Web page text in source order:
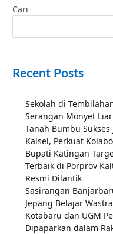
Cari
Recent Posts
Sekolah di
Serangan Monyet Liar
Tanah Bumbu Sukses
Kalsel, Perkuat
Bupati Katingan
Terbaik di Porprov
Resmi Dilantik
Sasirangan
Jepang Belajar
Kotabaru dan UGM
Dipaparkan dalam